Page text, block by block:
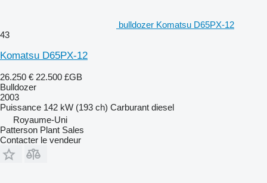
bulldozer Komatsu D65PX-12
43
Komatsu D65PX-12
26.250 € 22.500 £GB
Bulldozer
2003
Puissance 142 kW (193 ch) Carburant diesel
Royaume-Uni
Patterson Plant Sales
Contacter le vendeur